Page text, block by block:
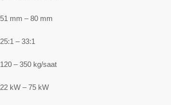
51 mm – 80 mm
25:1 – 33:1
120 – 350 kg/saat
22 kW – 75 kW